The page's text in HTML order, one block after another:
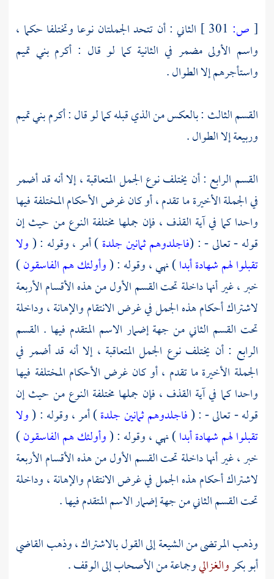
[ ص:
الثاني : أن تتحد الجملتان نوعا وتختلفا حكما ،
واسم الأولى مضمر في الثانية كما لو قال : أكرم بني تميم
واستأجرهم إلا الطوال .
القسم الثالث : بالعكس من الذي قبله كما لو قال : أكرم بني تميم
وربيعة إلا الطوال .
القسم الرابع : أن يختلف نوع الجمل المتعاقبة ، إلا أنه قد أضمر
في الجملة الأخيرة ما تقدم ، أو كان غرض الأحكام المختلفة فيها
واحدا كما في آية القذف ، فإن جملها مختلفة النوع من حيث إن
قوله - تعالى - : (فاجلدوهم ثمانين جلدة) أمر ، وقوله : (ولا
تقبلوا لهم شهادة أبدا) نهي ، وقوله : (وأولئك هم الفاسقون)
خبر ، غير أنها داخلة تحت القسم الأول من هذه الأقسام الأربعة
لاشتراك أحكام هذه الجمل في غرض الانتقام والإهانة ، وداخلة
تحت القسم الثاني من جهة إضمار الاسم المتقدم فيها . القسم
الرابع : أن يختلف نوع الجمل المتعاقبة ، إلا أنه قد أضمر في
الجملة الأخيرة ما تقدم ، أو كان غرض الأحكام المختلفة فيها
واحدا كما في آية القذف ، فإن جملها مختلفة النوع من حيث إن
قوله - تعالى - : (فاجلدوهم ثمانين جلدة) أمر ، وقوله : (ولا
تقبلوا لهم شهادة أبدا) نهي ، وقوله : (وأولئك هم الفاسقون)
خبر ، غير أنها داخلة تحت القسم الأول من هذه الأقسام الأربعة
لاشتراك أحكام هذه الجمل في غرض الانتقام والإهانة ، وداخلة
تحت القسم الثاني من جهة إضمار الاسم المتقدم فيها .
وذهبالمرتضىمنالشيعةإلى القول بالاشتراك ، وذهب القاضي
أبو بكروالغزاليوجماعة من الأصحاب إلى الوقف .